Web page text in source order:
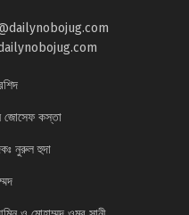
জোসেফ কস্তা
নুরুল হুদা